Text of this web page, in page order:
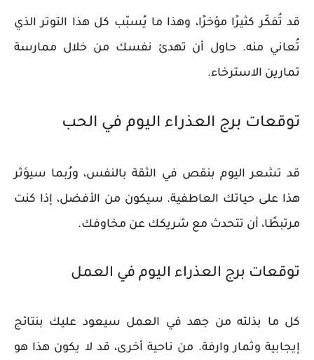
قد تُفكّر كثيرًا مؤخرًا، وهذا ما يُسبّب كل هذا التوتر الذي
تُعاني منه. حاول أن تهدئ نفسك من خلال ممارسة
تمارين الاسترخاء.
توقعات برج العذراء اليوم في الحب
قد تشعر اليوم بنقص في الثقة بالنفس، ورُبما سيؤثر
هذا على حياتك العاطفية. سيكون من الأفضل، إذا كنت
مرتبطًا، أن تتحدث مع شريكك عن مخاوفك.
توقعات برج العذراء اليوم في العمل
كل ما بذلته من جهد في العمل سيعود عليك بنتائج
إيجابية وثمار وارفة. من ناحية أخرى، قد لا يكون هذا هو